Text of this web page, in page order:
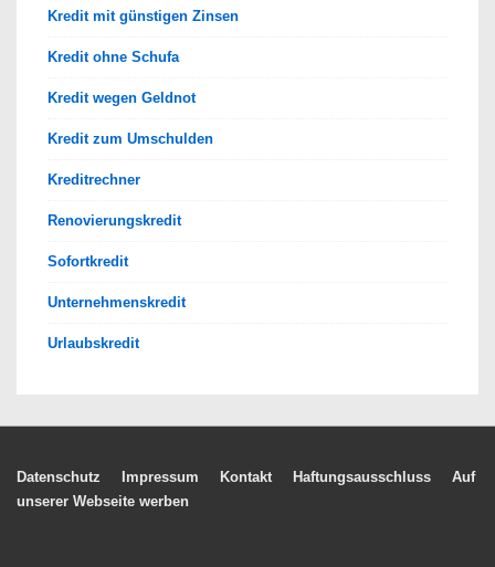
Kredit mit günstigen Zinsen
Kredit ohne Schufa
Kredit wegen Geldnot
Kredit zum Umschulden
Kreditrechner
Renovierungskredit
Sofortkredit
Unternehmenskredit
Urlaubskredit
Footer-
Datenschutz Impressum Kontakt Haftungsausschluss
Auf
unserer Webseite werben